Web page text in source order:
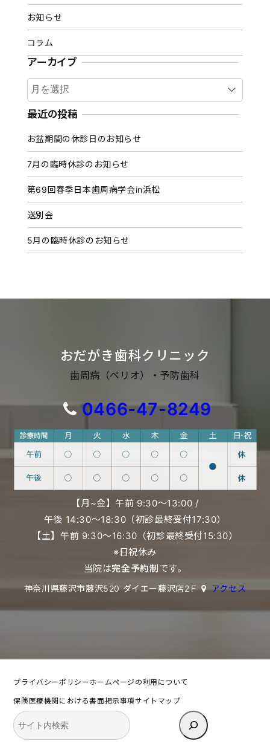
お知らせ
コラム
アーカイブ
ア
ー
カ
ブ
最近の投稿
お盆期間の休診日のお知らせ
7月の臨時休診のお知らせ
第69回春季日本歯周病学会in浜松
送別会
5月の臨時休診のお知らせ
おだがき歯科クリニック
歯周病（ペリオ）・予防歯科
0466-47-8249
【月~金】午前 9:30〜13:00 /
午後 14:30〜18:30（初診最終受付17:30）
【土】午前 9:30〜16:30（初診最終受付15:30）
※日祝休み
当院は完全予約制です。
神奈川県藤沢市藤沢520 ダイエー藤沢店2Ｆ アクセス
プライバシーポリシーホームページの利用について
保険医療機関における書面掲示事項サイトマップ
検
索